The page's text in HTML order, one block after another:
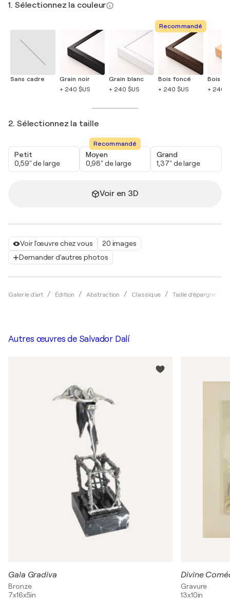
Voir l'œuvre chez vous
20 images
Demander d'autres photos
Galerie d'art Édition Abstraction Classique Taille d'épargne
1. Sélectionnez la couleur
Sans cadre
Grain noir
+ 240 $US
Grain blanc
+ 240 $US
Recommandé
Bois foncé
+ 240 $US
Bois
+ 240
2. Sélectionnez la taille
Petit
0,59" de large
Recommandé
Moyen
0,98" de large
Grand
1,37" de large
Voir en 3D
Autres œuvres de Salvador Dalí
Gala Gradiva
Bronze
7x16x5in
Gravure
13x10in